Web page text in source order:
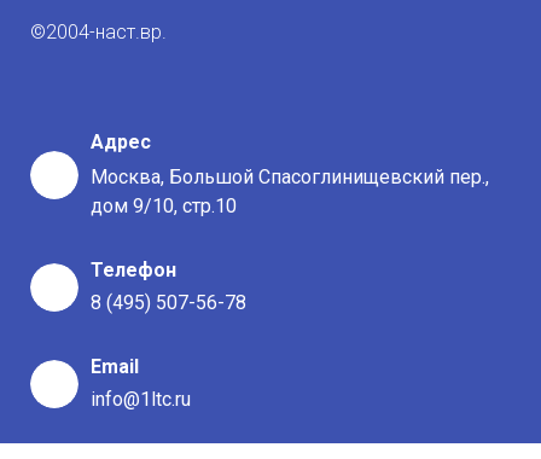
©2004-наст.вр.
Адрес
Москва, Большой Спасоглинищевский пер.,
дом 9/10, стр.10
Телефон
8 (495) 507-56-78
Email
info@1ltc.ru